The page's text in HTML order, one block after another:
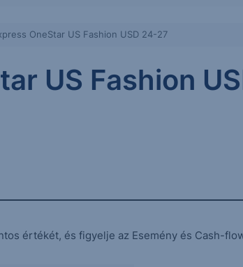
OneStar US Fashion USD 24-27
US Fashion
értékét, és figyelje az Esemény és Cash-